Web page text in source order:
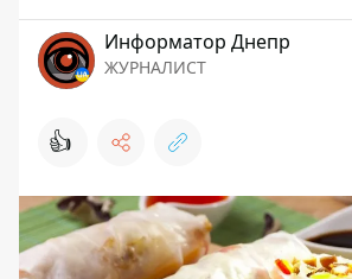
Информатор Днепр
ЖУРНАЛИСТ
👍